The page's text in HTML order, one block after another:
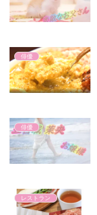
俳優
俳優
レストラン